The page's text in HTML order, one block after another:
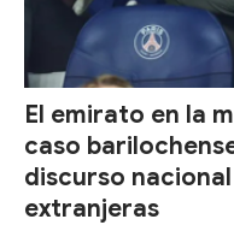
El emirato en la
caso
discurso
extranjeras